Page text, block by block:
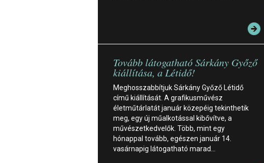
Tovább látogatható Sárkány Győző
kiállítása, a Létidő!
Meghosszabbítjuk Sárkány Győző Létidő
című kiállítását. A grafikusművész
életműtárlatát január közepéig tekinthetik
meg, egy új műalkotással kibővítve, a
művészetkedvelők. Több, mint egy
hónappal tovább, egészen január 14.
vasárnapig látogatható marad…